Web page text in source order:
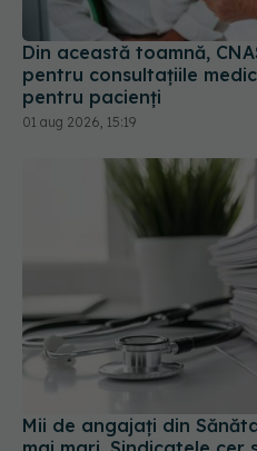
Din această toamnă,
pentru consultațiile
pentru pacienți
01 aug 2026, 15:19
Mii de angajați din